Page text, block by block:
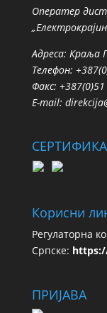
Oператер
Адреса: Краља
Телефон:
Факс:
E-mail:
Корисни
Регулаторна
Српске:
ПРИЈАВА